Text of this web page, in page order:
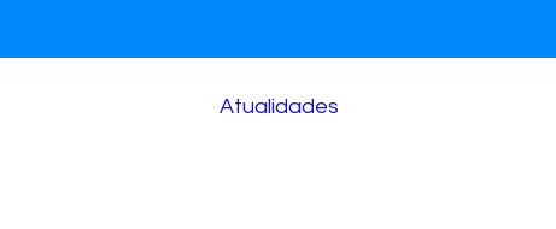
Atualidades